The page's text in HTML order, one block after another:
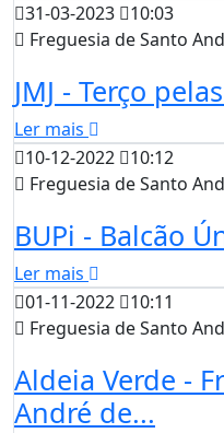
31-03-2023
10:03
Freguesia de Santo
JMJ - Terço
Ler mais
10-12-2022
10:12
Freguesia de Santo
BUPi - Balcão
Ler mais
01-11-2022
10:11
Freguesia de Santo
Aldeia Verde -
André de...